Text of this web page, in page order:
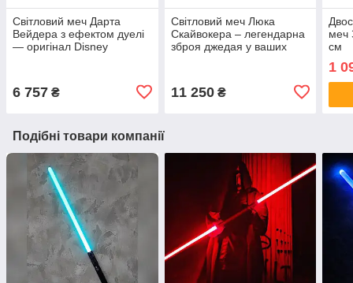
Світловий меч Дарта
Вейдера з ефектом дуелі
— оригінал Disney
6 757 ₴
Світловий меч Люка
Скайвокера – легендарна
зброя джедая у ваших
11 250₴
меч
см
1
Подібні товари компанії